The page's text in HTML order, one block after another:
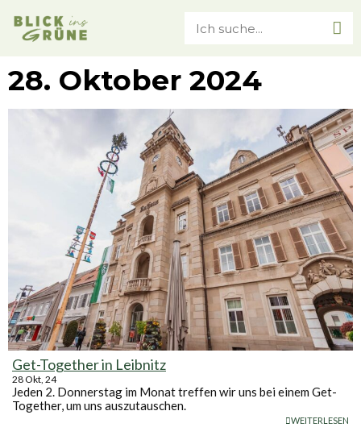
28. Oktober 2024
Get-Together in Leibnitz
28Okt, 24
Jeden 2. Donnerstag im Monat treffen wir uns bei einem Get-
Together, um uns auszutauschen.
WEITERLESEN